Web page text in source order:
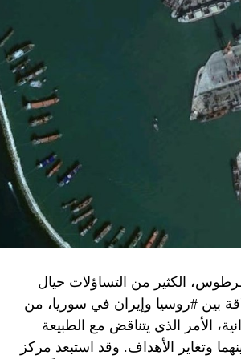
للخطر.
إنها وافقت على تصورات يوليو.
حماس في الحكم.
وطني تمهيدا لإجراء انتخابات بعد ثلاث
ونتنياهو لا يريد الإصغاء.
الكثير من التساؤلات حيال
بين #روسيا وإيران في سوريا، من
الأمر الذي يتناقض مع الطبيعة
وتغاير الأهداف. وقد استبعد مركز